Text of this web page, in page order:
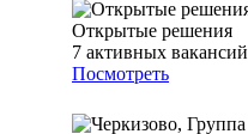
Открытые решения
7 активных вакансий
Посмотреть